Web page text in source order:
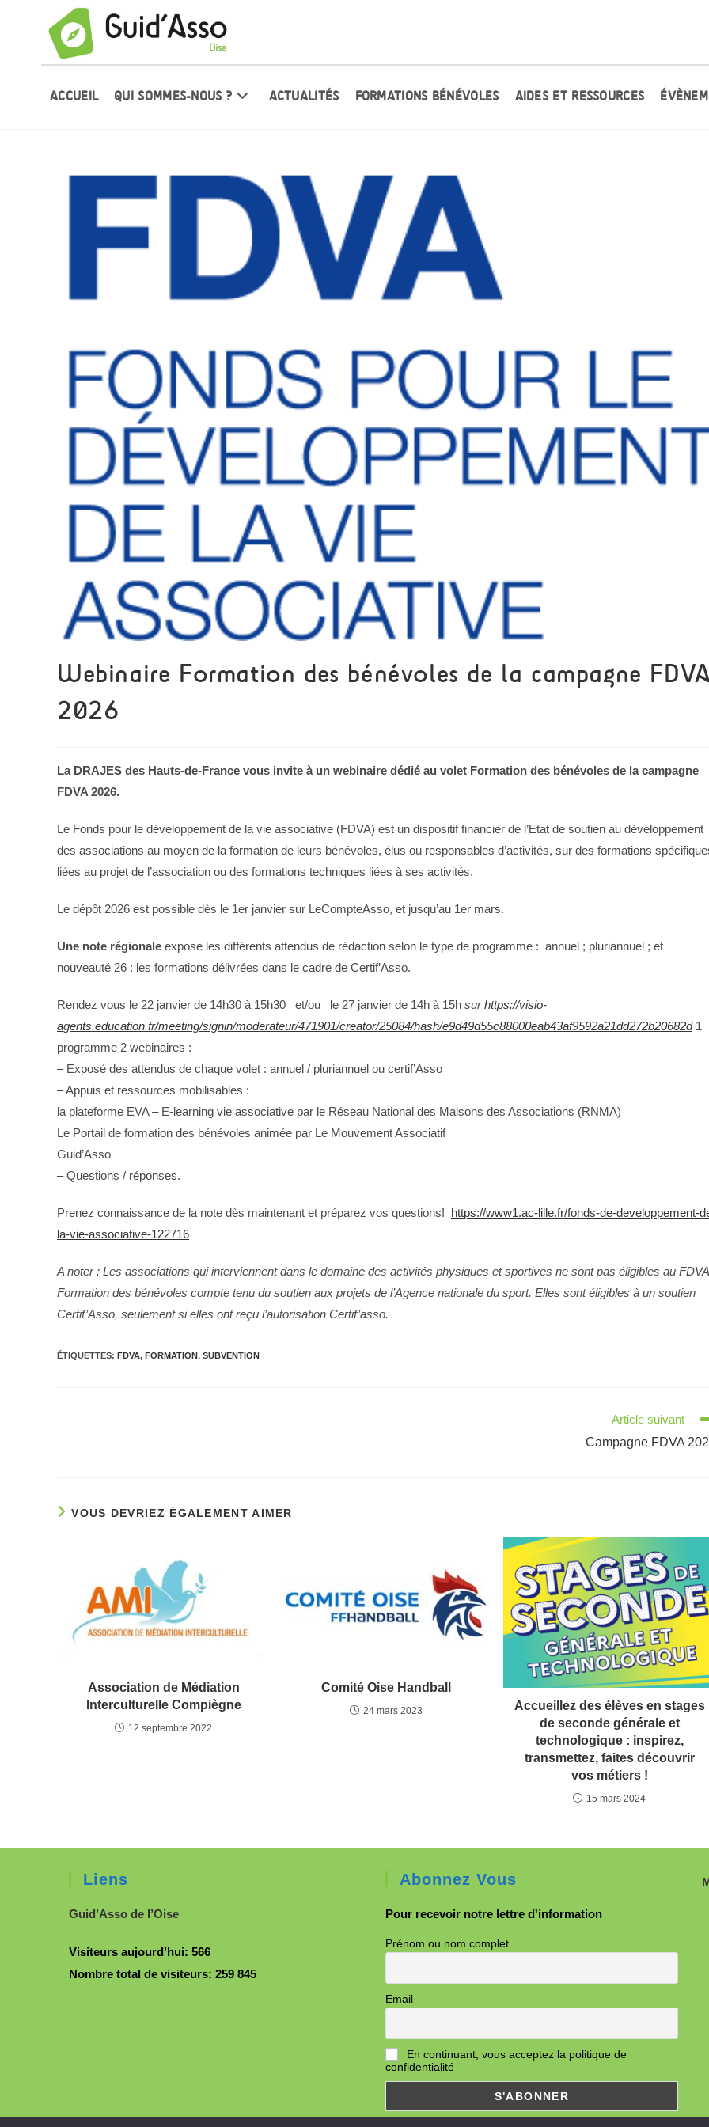
ACCUEIL QUI SOMMES-NOUS ? ACTUALITÉS FORMATIONS BÉNÉVOLES AIDES ET RESSOURCES
Webinaire Formation des bénévoles de la campagne
2026
La DRAJES des Hauts-de-France vous invite à un webinaire dédié au volet Formation des bénévoles de la campagne
FDVA 2026.
Le Fonds pour le développement de la vie associative (FDVA) est un dispositif financier de l’Etat de soutien au développement
des associations au moyen de la formation de leurs bénévoles, élus ou responsables d’activités, sur des formations
liées au projet de l’association ou des formations techniques liées à ses activités.
Le dépôt 2026 est possible dès le 1er janvier sur LeCompteAsso, et jusqu’au 1er mars.
Une note régionale expose les différents attendus de rédaction selon le type de programme : annuel ; pluriannuel ; et
nouveauté 26 : les formations délivrées dans le cadre de Certif’Asso.
Rendez vous le 22 janvier de 14h30 à 15h30 et/ou le 27 janvier de 14h à 15h surhttps://visio-
agents.education.fr/meeting/signin/moderateur/471901/creator/25084/hash/e9d49d55c88000eab43af9592a21dd272b20682d1
programme 2 webinaires :
– Exposé des attendus de chaque volet : annuel / pluriannuel ou certif’Asso
– Appuis et ressources mobilisables :
la plateforme EVA – E-learning vie associative par le Réseau National des Maisons des Associations (RNMA)
Le Portail de formation des bénévoles animée par Le Mouvement Associatif
Guid’Asso
– Questions / réponses.
Prenez connaissance de la note dès maintenant et préparez vos questions!
https://www1.ac-lille.fr/fonds-de-developpement-
la-vie-associative-122716
A noter : Les associations qui interviennent dans le domaine des activités physiques et sportives ne sont pas éligibles au FDVA
Formation des bénévoles compte tenu du soutien aux projets de l’Agence nationale du sport. Elles sont éligibles à un soutien
Certif’Asso, seulement si elles ont reçu l’autorisation Certif’asso.
ÉTIQUETTES: FDVA, FORMATION, SUBVENTION
Article suivant
Campagne FDVA
VOUS DEVRIEZ ÉGALEMENT AIMER
Association de Médiation
Interculturelle Compiègne
12 septembre 2022
Comité Oise Handball
24 mars 2023
Accueillez des élèves en stages
de seconde générale et
technologique : inspirez,
transmettez, faites découvrir
vos métiers !
15 mars 2024
Liens
Guid’Asso de l’Oise
Visiteurs aujourd’hui: 566
Nombre total de visiteurs: 259 845
Abonnez Vous
Pour recevoir notre lettre d'information
Prénom ou nom complet
Email
En continuant, vous acceptez la politique de
confidentialité